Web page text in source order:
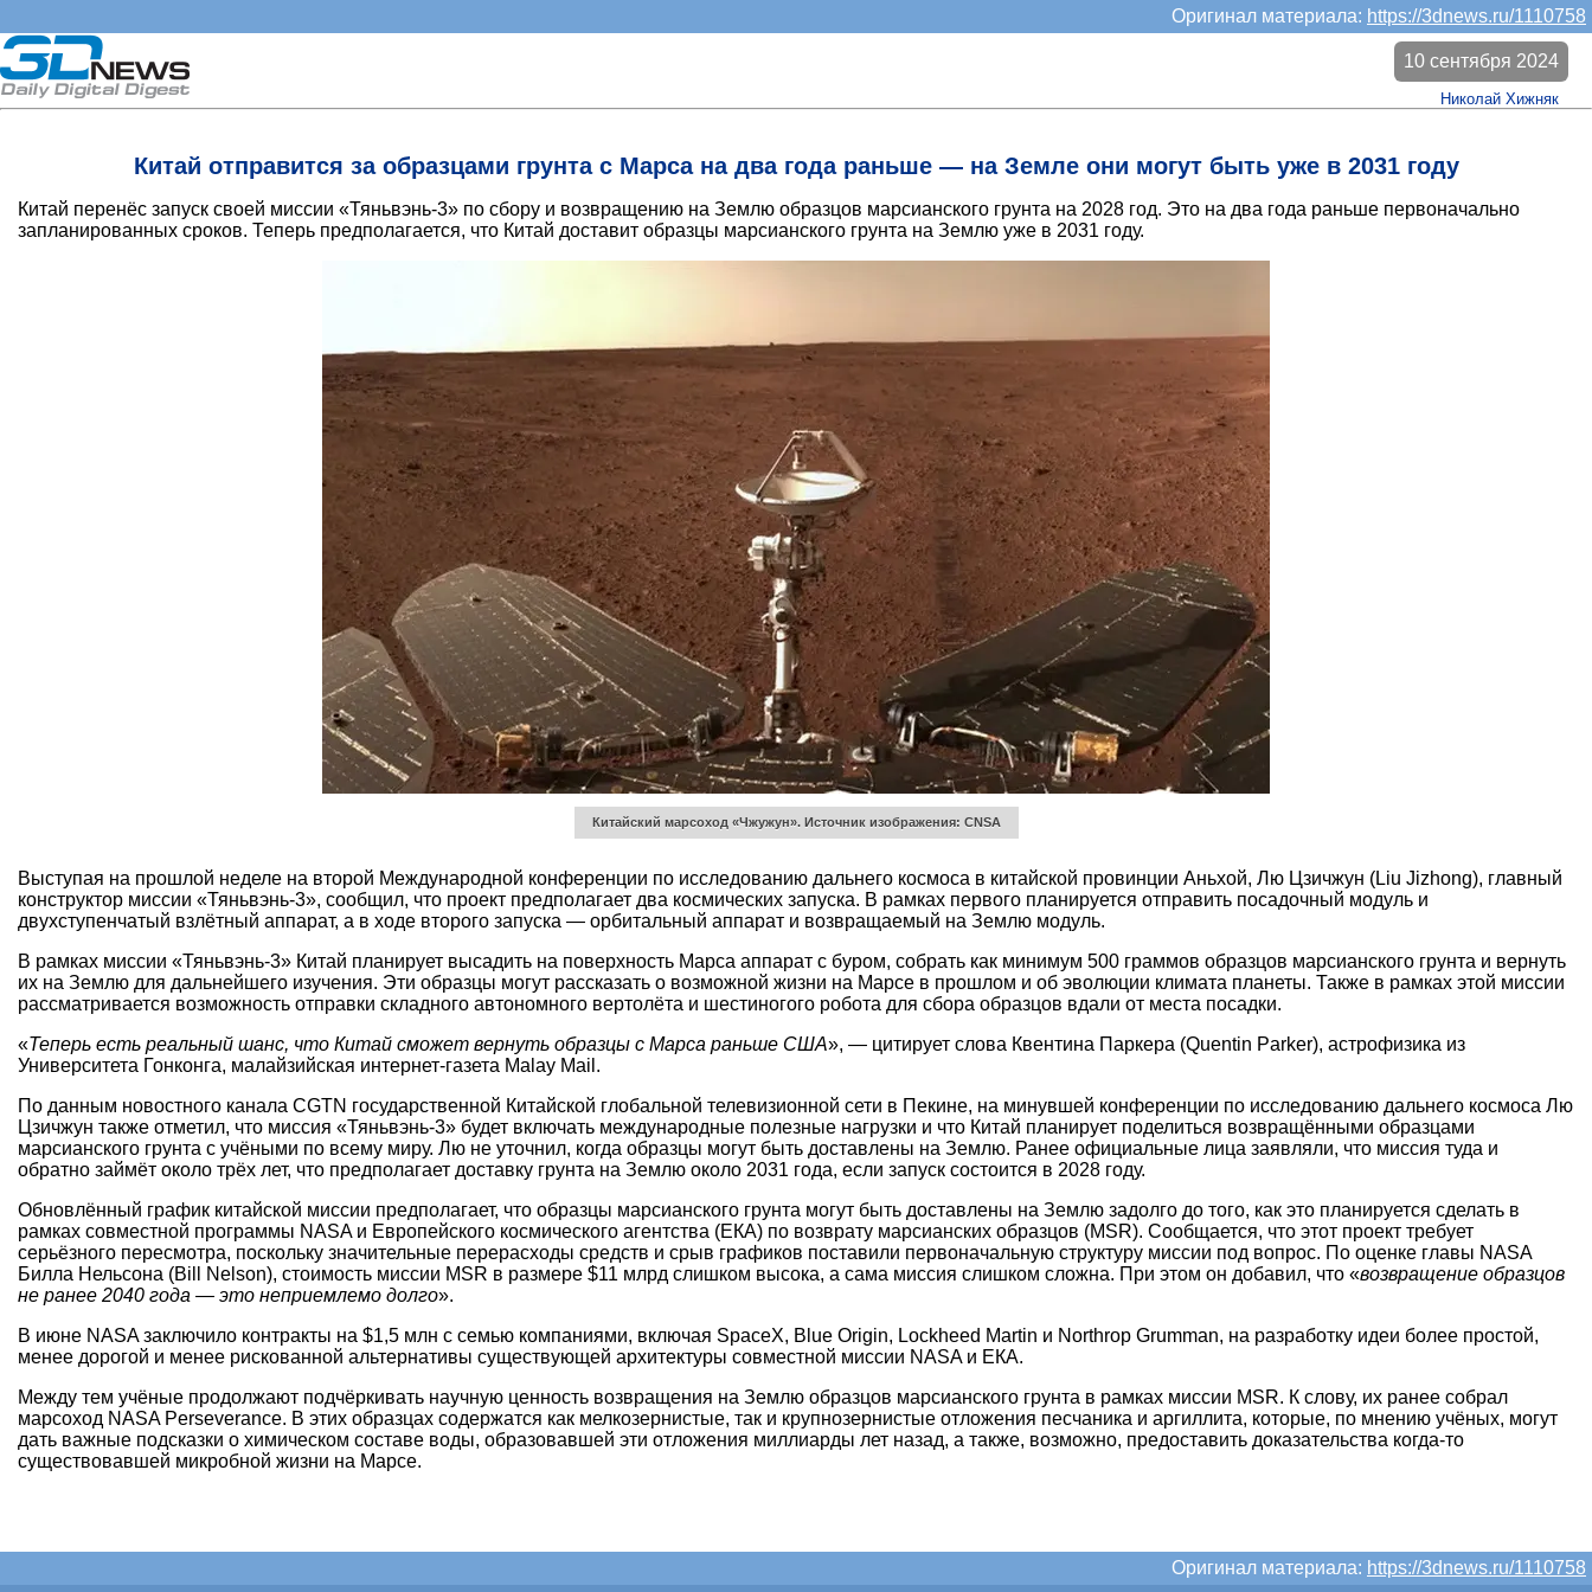
Оригинал материала: https://3dnews.ru/1110758
Китай отправится за образцами грунта с Марса на два года раньше — на Земле они могут быть уже в 2031 году
10 сентября 2024
Николай Хижняк
Китай перенёс запуск своей миссии «Тяньвэнь-3» по сбору и возвращению на Землю образцов марсианского грунта на 2028 год. Это на два года раньше первоначально
запланированных сроков. Теперь предполагается, что Китай доставит образцы марсианского грунта на Землю уже в 2031 году.
Китайский марсоход «Чжужун». Источник изображения: CNSA
Выступая на прошлой неделе на второй Международной конференции по исследованию дальнего космоса в китайской провинции Аньхой, Лю Цзичжун (Liu Jizhong), главный
конструктор миссии «Тяньвэнь-3», сообщил, что проект предполагает два космических запуска. В рамках первого планируется отправить посадочный модуль и
двухступенчатый взлётный аппарат, а в ходе второго запуска — орбитальный аппарат и возвращаемый на Землю модуль.
В рамках миссии «Тяньвэнь-3» Китай планирует высадить на поверхность Марса аппарат с буром, собрать как минимум 500 граммов образцов марсианского грунта и вернуть
их на Землю для дальнейшего изучения. Эти образцы могут рассказать о возможной жизни на Марсе в прошлом и об эволюции климата планеты. Также в рамках этой миссии
рассматривается возможность отправки складного автономного вертолёта и шестиногого робота для сбора образцов вдали от места посадки.
«Теперь есть реальный шанс, что Китай сможет вернуть образцы с Марса раньше США», — цитирует слова Квентина Паркера (Quentin Parker), астрофизика из
Университета Гонконга, малайзийская интернет-газета Malay Mail.
По данным новостного канала CGTN государственной Китайской глобальной телевизионной сети в Пекине, на минувшей конференции по исследованию дальнего космоса Лю
Цзичжун также отметил, что миссия «Тяньвэнь-3» будет включать международные полезные нагрузки и что Китай планирует поделиться возвращёнными образцами
марсианского грунта с учёными по всему миру. Лю не уточнил, когда образцы могут быть доставлены на Землю. Ранее официальные лица заявляли, что миссия туда и
обратно займёт около трёх лет, что предполагает доставку грунта на Землю около 2031 года, если запуск состоится в 2028 году.
Обновлённый график китайской миссии предполагает, что образцы марсианского грунта могут быть доставлены на Землю задолго до того, как это планируется сделать в
рамках совместной программы NASA и Европейского космического агентства (ЕКА) по возврату марсианских образцов (MSR). Сообщается, что этот проект требует
серьёзного пересмотра, поскольку значительные перерасходы средств и срыв графиков поставили первоначальную структуру миссии под вопрос. По оценке главы NASA
Билла Нельсона (Bill Nelson), стоимость миссии MSR в размере $11 млрд слишком высока, а сама миссия слишком сложна. При этом он добавил, что «возвращение образцов
не ранее 2040 года — это неприемлемо долго».
В июне NASA заключило контракты на $1,5 млн с семью компаниями, включая SpaceX, Blue Origin, Lockheed Martin и Northrop Grumman, на разработку идеи более простой,
менее дорогой и менее рискованной альтернативы существующей архитектуры совместной миссии NASA и ЕКА.
Между тем учёные продолжают подчёркивать научную ценность возвращения на Землю образцов марсианского грунта в рамках миссии MSR. К слову, их ранее собрал
марсоход NASA Perseverance. В этих образцах содержатся как мелкозернистые, так и крупнозернистые отложения песчаника и аргиллита, которые, по мнению учёных, могут
дать важные подсказки о химическом составе воды, образовавшей эти отложения миллиарды лет назад, а также, возможно, предоставить доказательства когда-то
существовавшей микробной жизни на Марсе.
Оригинал материала: https://3dnews.ru/1110758